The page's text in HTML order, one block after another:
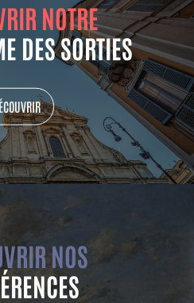
NOTRE
DES SORTIES
NOS